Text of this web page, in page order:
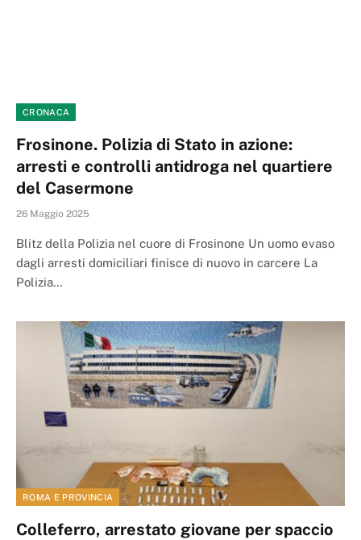
CRONACA
Frosinone. Polizia di Stato in azione:
arresti e controlli antidroga nel quartiere
del Casermone
26 Maggio 2025
Blitz della Polizia nel cuore di Frosinone Un uomo evaso
dagli arresti domiciliari finisce di nuovo in carcere La
Polizia…
ROMA E PROVINCIA
Colleferro, arrestato giovane per spaccio